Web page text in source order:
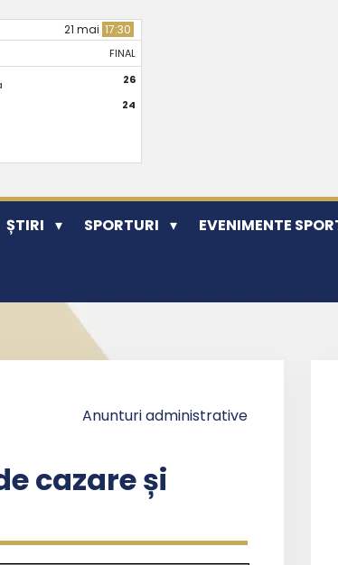
21 mai 17:30
FINAL
26
24
ȘTIRI SPORTURI EVENIMENTE
Anunturi administrative
cazare și